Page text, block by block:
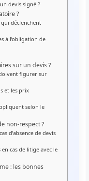
devis signé ?
?
déclenchent
à l’obligation de
sur un devis ?
figurer sur
et les prix
selon le
non-respect ?
d’absence de devis
cas de litige avec le
: les bonnes